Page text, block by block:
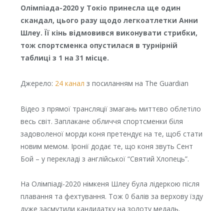
Олімпіада-2020 у Токіо принесла ще один
скандал, цього разу щодо легкоатлетки Анни
Шлеу. Її кінь відмовився виконувати стрибки,
тож спортсменка опустилася в турнірній
таблиці з 1 на 31 місце.
Джерело: 24 канал з посиланням на The Guardian
Відео з прямої трансляції змагань миттєво облетіло
весь світ. Заплакане обличчя спортсменки біля
задоволеної морди коня претендує на те, щоб стати
новим мемом. Іронії додає те, що коня звуть Сент
Бой – у перекладі з англійської “Святий Хлопець”.
На Олімпіаді-2020 німкеня Шлеу була лідеркою після
плавання та фехтування. Тож 0 балів за верхову їзду
дуже засмутили кандидатку на золоту медаль.